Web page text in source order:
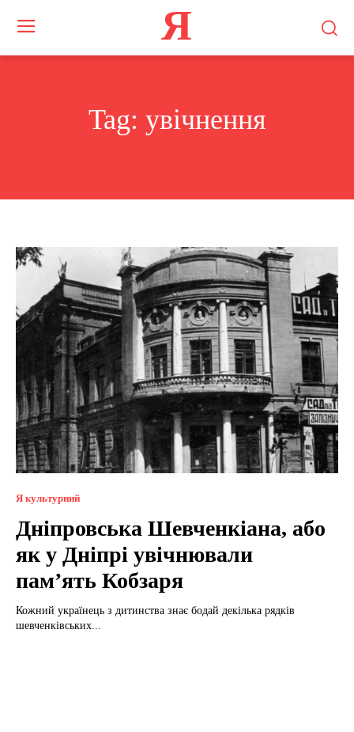
Я
Tag: увічнення
Я культурний
Дніпровська Шевченкіана, або
як у Дніпрі увічнювали
пам’ять Кобзаря
Кожний українець з дитинства знає бодай декілька рядків
шевченківських...